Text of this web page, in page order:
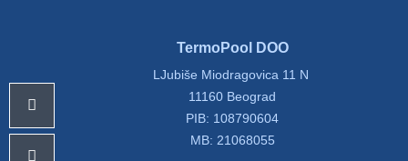
TermoPool DOO
LJubiše Miodragovica 11 N
11160 Beograd
PIB: 108790604
MB: 21068055